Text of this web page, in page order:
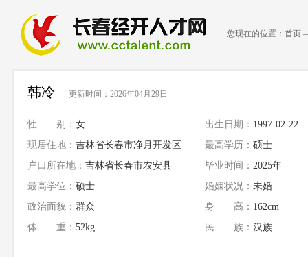
您现在的位置： 首页
韩冷 更新时间：2026年04月29日
性 别： 女 出生日期： 1997-02-22
现居住地： 吉林省长春市净月开发区 最高学历： 硕士
户口所在地： 吉林省长春市农安县 毕业时间： 2025年
最高学位： 硕士 婚姻状况： 未婚
政治面貌： 群众 身 高： 162cm
体 重： 52kg 民 族： 汉族